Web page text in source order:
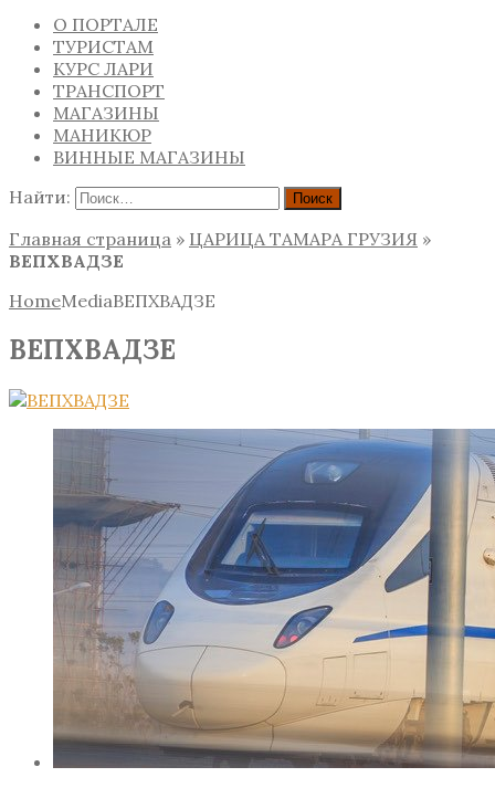
О ПОРТАЛЕ
ТУРИСТАМ
КУРС ЛАРИ
ТРАНСПОРТ
МАГАЗИНЫ
МАНИКЮР
ВИННЫЕ МАГАЗИНЫ
Найти:
Главная страница » ЦАРИЦА ТАМАРА ГРУЗИЯ »
ВЕПХВАДЗЕ
HomeMediaВЕПХВАДЗЕ
ВЕПХВАДЗЕ